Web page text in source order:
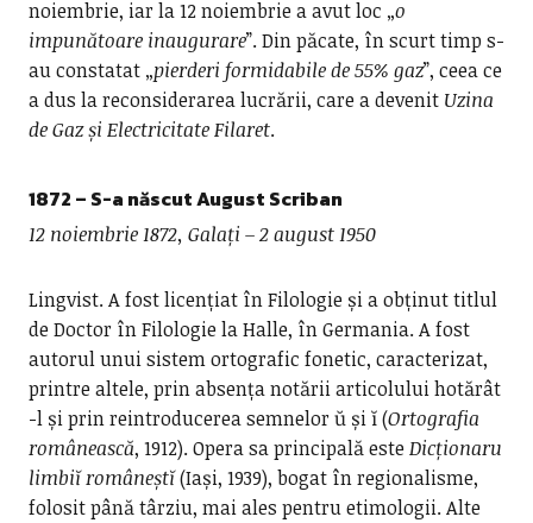
noiembrie, iar la 12 noiembrie a avut loc „o
impunătoare inaugurare”. Din păcate, în scurt timp s-
au constatat „pierderi formidabile de 55% gaz”, ceea ce
a dus la reconsiderarea lucrării, care a devenit Uzina
de Gaz și Electricitate Filaret.
1872 – S-a născut August Scriban
12 noiembrie 1872, Galați – 2 august 1950
Lingvist. A fost licențiat în Filologie și a obținut titlul
de Doctor în Filologie la Halle, în Germania. A fost
autorul unui sistem ortografic fonetic, caracterizat,
printre altele, prin absența notării articolului hotărât
-l și prin reintroducerea semnelor ŭ și ĭ (Ortografia
românească, 1912). Opera sa principală esteDicționaru
limbiĭ româneștĭ(Iași, 1939), bogat în regionalisme,
folosit până târziu, mai ales pentru etimologii. Alte